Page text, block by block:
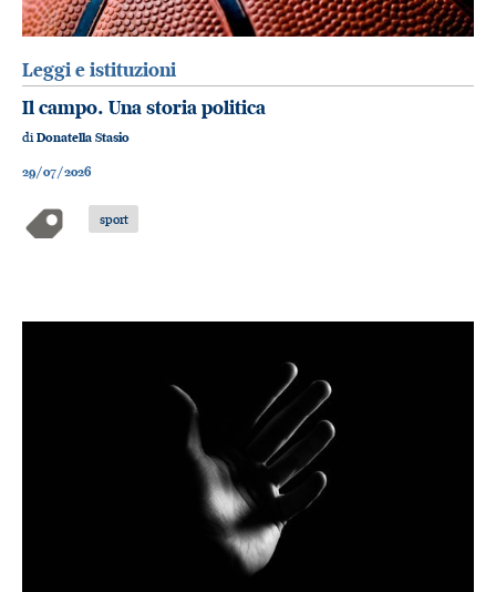
Leggi e istituzioni
Il campo. Una storia politica
di Donatella Stasio
29/07/2026
sport